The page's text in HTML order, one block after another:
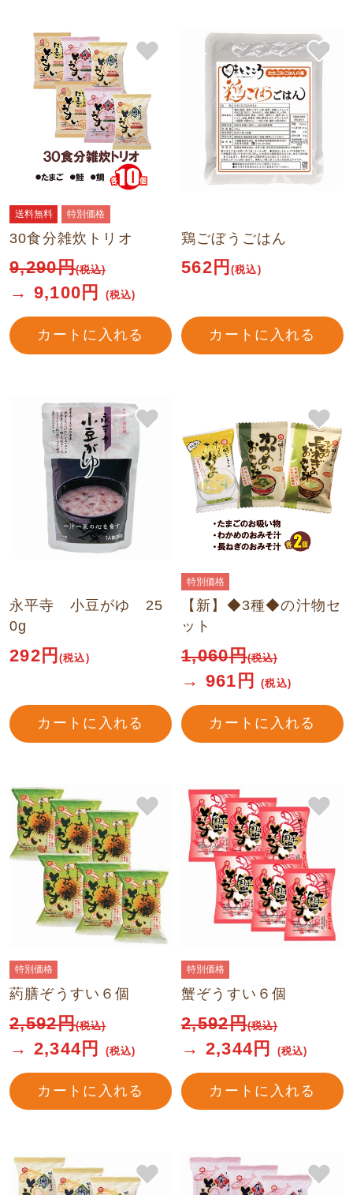
送料無料 特別価格
30食分雑炊トリオ
9,290円(税込)
→ 9,100 円(税込)
カートに入れる
鶏ごぼうごはん
562円(税込)
カートに入れる
永平寺 小豆がゆ 25
0g
292円(税込)
カートに入れる
特別価格
【新】◆3種◆の汁物セ
ット
1,060円(税込)
→ 961 円(税込)
カートに入れる
特別価格
葯膳ぞうすい６個
2,592円(税込)
→ 2,344円(税込)
カートに入れる
特別価格
蟹ぞうすい６個
2,592円(税込)
→ 2,344円(税込)
カートに入れる